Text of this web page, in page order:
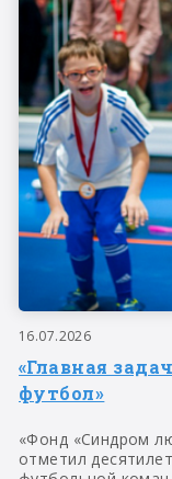
16.07.2026
«Главная
футбол»
«Фонд «Синдром
отметил